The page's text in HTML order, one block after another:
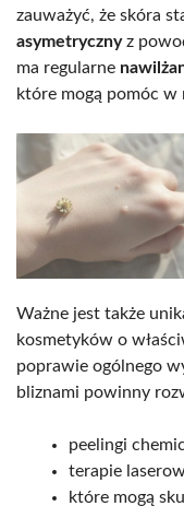
zauważyć, że skóra
asymetrycznyz
ma regularne
które mogą pomóc
Ważne jest także
kosmetyków o
poprawie ogólnego
bliznami powinny
peelingi
terapie
które mogą